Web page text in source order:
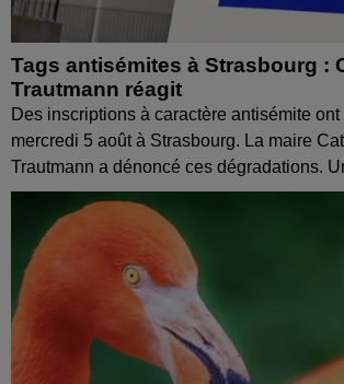
Tags antisémites à Strasbourg :
Trautmann réagit
Des inscriptions à caractère antisémite
mercredi 5 août à Strasbourg. La maire
Trautmann a dénoncé ces dégradations.